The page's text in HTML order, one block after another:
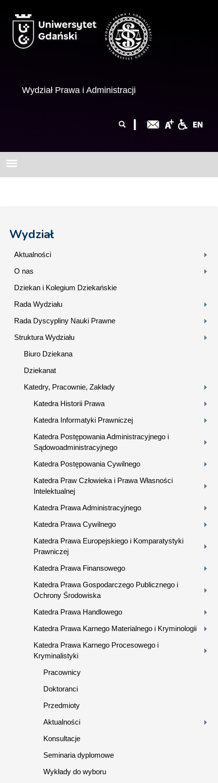
Wydział Prawa i Administracji
wyszukiwania
Wydział
Aktualności
O nas
Dziekan i Kolegium Dziekańskie
Rada Wydziału
Rada Dyscypliny Nauki Prawne
Struktura Wydziału
Biuro Dziekana
Dziekanat
Katedry, Pracownie, Zakłady
Katedra Historii Prawa
Katedra Informatyki Prawniczej
Katedra Postępowania Administracyjnego i
Sądowoadministracyjnego
Katedra Postępowania Cywilnego
Katedra Praw Człowieka i Prawa Własności
Intelektualnej
Katedra Prawa Administracyjnego
Katedra Prawa Cywilnego
Katedra Prawa Europejskiego i Komparatystyki
Prawniczej
Katedra Prawa Finansowego
Katedra Prawa Gospodarczego Publicznego i
Ochrony Środowiska
Katedra Prawa Handlowego
Katedra Prawa Karnego Materialnego i Kryminologii
Katedra Prawa Karnego Procesowego i
Kryminalistyki
Pracownicy
Doktoranci
Przedmioty
Aktualności
Konsultacje
Seminaria dyplomowe
Wykłady do wyboru